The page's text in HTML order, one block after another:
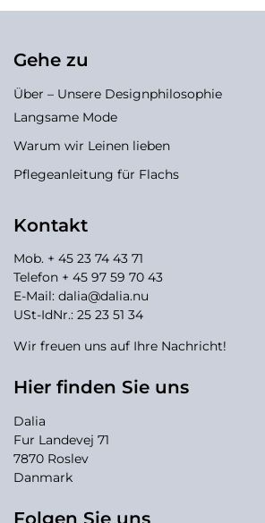
Gehe zu
Über – Unsere Designphilosophie
Langsame Mode
Warum wir Leinen lieben
Pflegeanleitung für Flachs
Kontakt
Mob. + 45 23 74 43 71
Telefon + 45 97 59 70 43
E-Mail: dalia@dalia.nu
USt-IdNr.: 25 23 51 34
Wir freuen uns auf Ihre Nachricht!
Hier finden Sie uns
Dalia
Fur Landevej 71
7870 Roslev
Danmark
Folgen Sie uns